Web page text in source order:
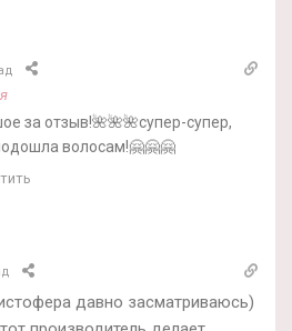
за отзыв!🌺🌺🌺супер-супер,
волосам!🤗🤗🤗
давно засматриваюсь)